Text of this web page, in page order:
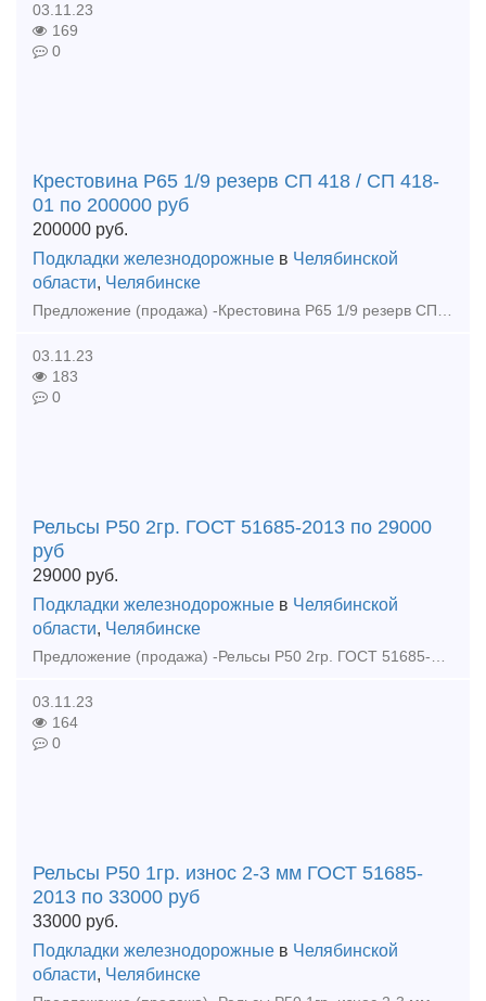
03.11.23
169
0
Крестовина Р65 1/9 резерв СП 418 / СП 418-
01 по 200000 руб
200000 руб.
Подкладки железнодорожные в Челябинской
области, Челябинске
Предложение (продажа) -Крестовина Р65 1/9 резерв СП 418 / СП 418-01 по 200000 руб - Крестовина 1/9 проект 2434 дерево новая по 265000 руб - Крестовина Р65 1
03.11.23
183
0
Рельсы Р50 2гр. ГОСТ 51685-2013 по 29000
руб
29000 руб.
Подкладки железнодорожные в Челябинской
области, Челябинске
Предложение (продажа) -Рельсы Р50 2гр. ГОСТ 51685-2013 по 29000 руб - Рельсы Р50 1гр. износ 2-3 мм ГОСТ 51685-2013 по 33000 руб - Рельсы Р65 резерв 1990 гг
03.11.23
164
0
Рельсы Р50 1гр. износ 2-3 мм ГОСТ 51685-
2013 по 33000 руб
33000 руб.
Подкладки железнодорожные в Челябинской
области, Челябинске